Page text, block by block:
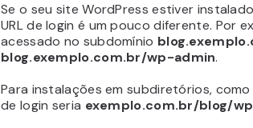
Se o seu site WordPress estiver
URL de login é um pouco diferente. Por
acessado no subdomínio
blog.exemplo.com.br/wp-admin.
Para instalações em subdiretórios, como
de login seria exemplo.com.br/blog/